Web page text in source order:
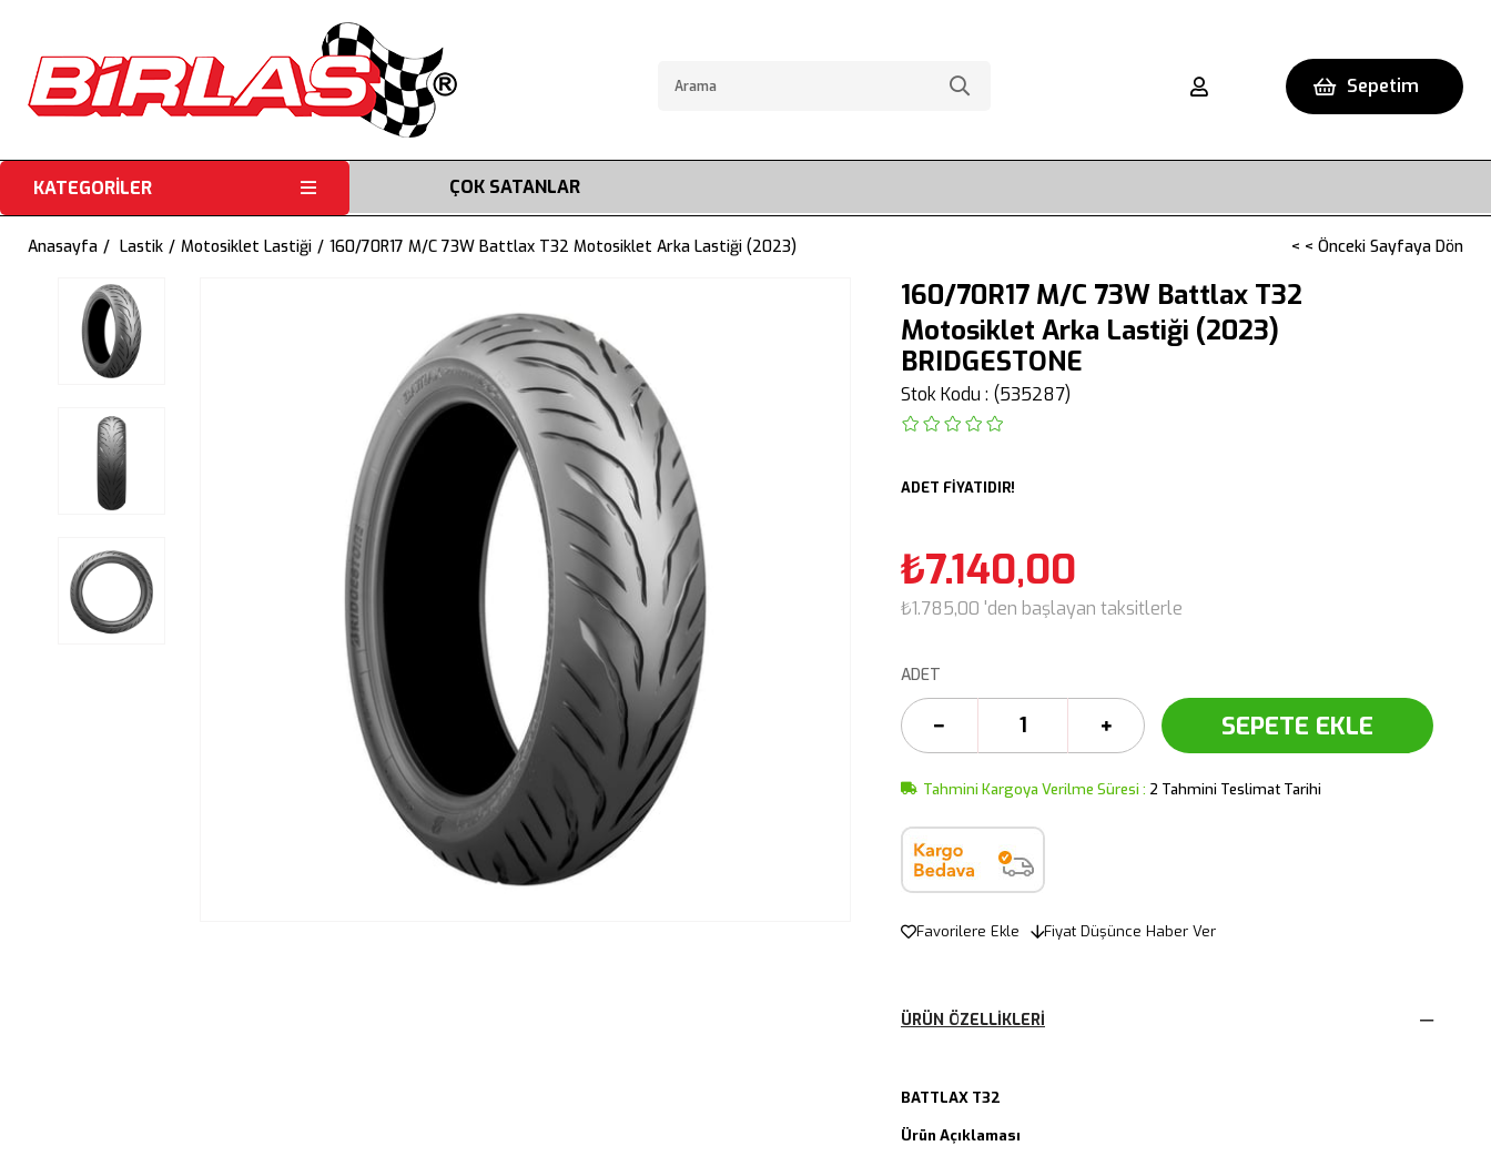
Sepetim
KATEGORİLER ÇOK SATANLAR
Anasayfa Lastik Motosiklet Lastiği 160/70R17 M/C 73W Battlax T32 Motosiklet Arka Lastiği (2023) < < Önceki Sayfaya Dön
160/70R17 M/C 73W Battlax T32
Motosiklet Arka Lastiği (2023)
BRIDGESTONE
Stok Kodu (535287)
ADET FİYATIDIR!
₺7.140,00
₺1.785,00 'den başlayan taksitlerle
ADET
Tahmini Kargoya Verilme Süresi : 2 Tahmini Teslimat Tarihi
Favorilere Ekle Fiyat Düşünce Haber Ver
ÜRÜN ÖZELLIKLERI
BATTLAX T32
Ürün Açıklaması